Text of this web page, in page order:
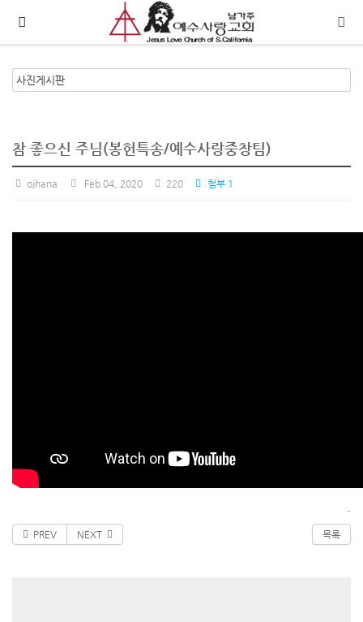
메뉴 건너뛰기
참 좋으신 주님(봉헌특송/예수사랑중창팀)
ojhana Feb 04, 2020 220 첨부 1
.
PREV NEXT 목록